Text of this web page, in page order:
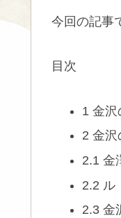
今回の記事
目次
1 金沢
2 金沢
2.1 金
2.2 ル
2.3 金